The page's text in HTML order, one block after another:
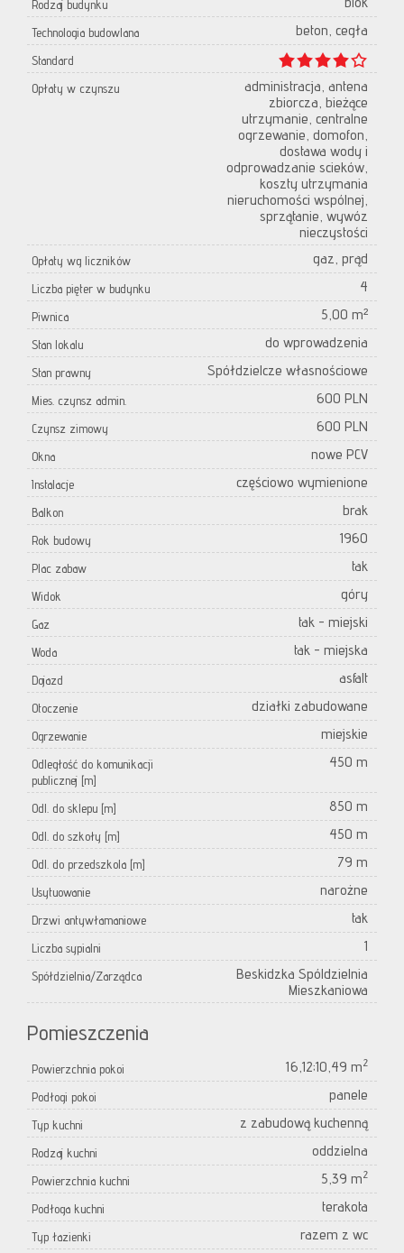
Rodzaj budynku
Technologia budowlana beton, cegła
Standard
Opłaty w czynszu
administracja, antena
zbiorcza, bieżące
utrzymanie, centralne
ogrzewanie, domofon,
dostawa wody i
odprowadzanie scieków,
koszty utrzymania
nieruchomości wspólnej,
sprzątanie, wywóz
nieczystości
Opłaty wg liczników gaz, prąd
Liczba pięter w budynku 4
Piwnica 5,00 m²
Stan lokalu do wprowadzenia
Stan prawny Spółdzielcze własnościowe
Mies. czynsz admin. 600 PLN
Czynsz zimowy 600 PLN
Okna nowe PCV
Instalacje częściowo wymienione
Balkon brak
Rok budowy 1960
Plac zabaw tak
Widok góry
Gaz tak - miejski
Woda tak - miejska
Dojazd asfalt
Otoczenie działki zabudowane
Ogrzewanie miejskie
Odległość do komunikacji
publicznej [m]
450 m
Odl. do sklepu [m] 850 m
Odl. do szkoły [m] 450 m
Odl. do przedszkola [m] 79 m
Usytuowanie narożne
Drzwi antywłamaniowe tak
Liczba sypialni 1
Spółdzielnia/Zarządca
Beskidzka Spóldzielnia
Mieszkaniowa
Pomieszczenia
Powierzchnia pokoi 16,12;10,49 m2
Podłogi pokoi panele
Typ kuchni z zabudową kuchenną
Rodzaj kuchni oddzielna
Powierzchnia kuchni 5,39 m2
Podłoga kuchni terakota
Typ łazienki razem z wc